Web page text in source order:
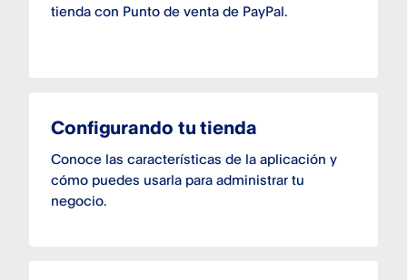
tienda con Punto de venta de PayPal.
Configurando tu tienda
Conoce las características de la aplicación y
cómo puedes usarla para administrar tu
negocio.